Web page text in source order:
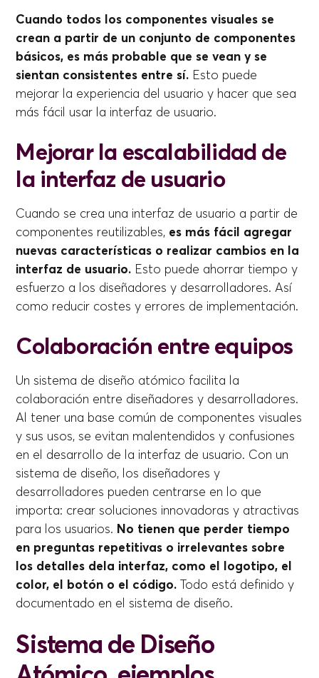
Cuando todos los componentes visuales se
crean a partir de un conjunto de componentes
básicos, es más probable que se vean y se
sientan consistentes entre sí. Esto puede
mejorar la experiencia del usuario y hacer que sea
más fácil usar la interfaz de usuario.
Mejorar la escalabilidad de
la interfaz de usuario
Cuando se crea una interfaz de usuario a partir de
componentes reutilizables, es más fácil agregar
nuevas características o realizar cambios en la
interfaz de usuario. Esto puede ahorrar tiempo y
esfuerzo a los diseñadores y desarrolladores. Así
como reducir costes y errores de implementación.
Colaboración entre equipos
Un sistema de diseño atómico facilita la
colaboración entre diseñadores y desarrolladores.
Al tener una base común de componentes visuales
y sus usos, se evitan malentendidos y confusiones
en el desarrollo de la interfaz de usuario. Con un
sistema de diseño, los diseñadores y
desarrolladores pueden centrarse en lo que
importa: crear soluciones innovadoras y atractivas
para los usuarios. No tienen que perder tiempo
en preguntas repetitivas o irrelevantes sobre
los detalles dela interfaz, como el logotipo, el
color, el botón o el código.Todo está definido y
documentado en el sistema de diseño.
Sistema de Diseño